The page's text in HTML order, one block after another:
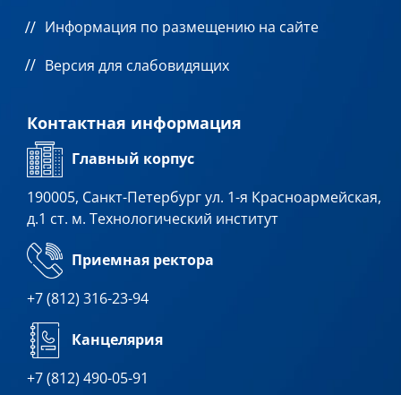
Информация по размещению на сайте
Версия для слабовидящих
Контактная информация
Главный корпус
190005, Санкт-Петербург ул. 1-я Красноармейская,
д.1 ст. м. Технологический институт
Приемная ректора
+7 (812) 316-23-94
Канцелярия
+7 (812) 490-05-91